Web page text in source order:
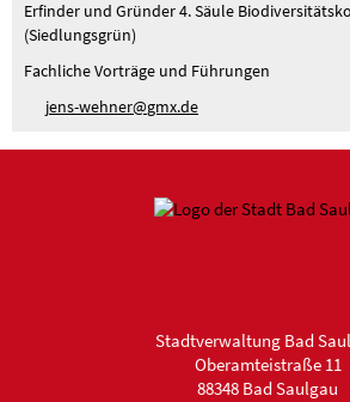
Erfinder und Gründer 4. Säule
(Siedlungsgrün)
Fachliche Vorträge und Führungen
j ns-w hn r gmxd
Stadtverwaltung Bad
Oberamteistraße 11
88348 Bad Saulgau